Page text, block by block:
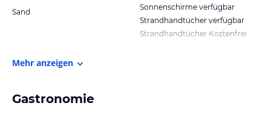
Sand
Sonnenschirme verfügbar
Strandhandtücher verfügbar
Strandhandtücher Kostenfrei
Mehr anzeigen
Gastronomie